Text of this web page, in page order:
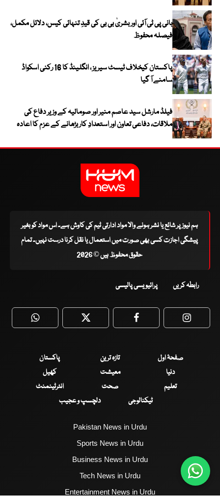
بانی پی ٹی آئی اور بشریٰ بی بی کی قیدِ تنہائی کیس، دلائل مکمل،
فیصلہ محفوظ
پاکستان کیخلاف ٹیسٹ سیریز ، انگلینڈ کا 16 رکنی اسکواڈ
سامنے آ گیا
فیلڈ مارشل سید عاصم منیر اور صومالیہ کے وزیر دفاع کی
ملاقات، دفاعی تعاون اور استعدادِ کار بڑھانے کے عزم کا اعادہ
ہم نیوز پر شائع یا نشر ہونے والا مواد ادارتی ٹیم کی کاوش ہے۔ اس مواد کو بغیر
پیشگی اجازت کسی بھی صورت میں استعمال یا نقل کرنا درست نہیں۔ تمام
حقوق محفوظ ہیں © 2026
رابطہ کریں پرائیویسی پالیسی
WhatsApp Twitter Facebook
صفحۂ اول تازہ ترین
پاکستان
دنیا
معیشت
کھیل
تعلیم
صحت
انٹرٹینمنٹ
ٹیکنالوجی
دلچسپ و عجیب
Pakistan News in Urdu
Sports News in Urdu
Business News in Urdu
Tech News in Urdu
Entertainment News in Urdu